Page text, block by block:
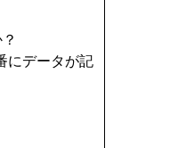
にデータが記